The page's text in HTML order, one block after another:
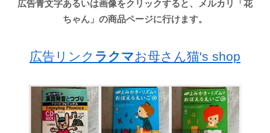
広告青文字あるいは画像をクリックすると、メルカリ「花
ちゃん」の商品ページに行けます。
広告リンク ラクマお母さん猫's shop